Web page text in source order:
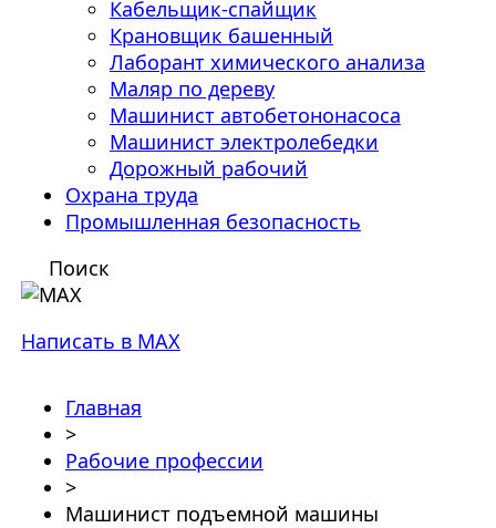
Кабельщик-спайщик
Крановщик башенный
Лаборант химического анализа
Маляр по дереву
Машинист автобетононасоса
Машинист электролебедки
Дорожный рабочий
Охрана труда
Промышленная безопасность
Поиск
Написать в MAX
Главная
>
Рабочие профессии
>
Машинист подъемной машины